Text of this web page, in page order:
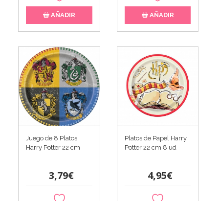
AÑADIR AÑADIR
Juego de 8 Platos
Harry Potter 22 cm
3,79€
Platos de Papel Harry
Potter 22 cm 8 ud
4,95€